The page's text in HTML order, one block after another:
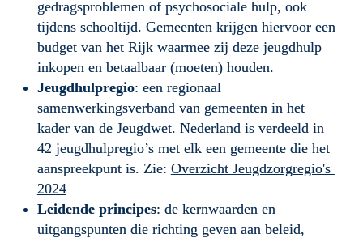
gedragsproblemen of psychosociale hulp, ook
tijdens schooltijd. Gemeenten krijgen hiervoor een
budget van het Rijk waarmee zij deze jeugdhulp
inkopen en betaalbaar (moeten) houden.
Jeugdhulpregio: een regionaal
samenwerkingsverband van gemeenten in het
kader van de Jeugdwet. Nederland is verdeeld in
42 jeugdhulpregio’s met elk een gemeente die het
aanspreekpunt is. Zie: Overzicht Jeugdzorgregio's
2024
Leidende principes: de kernwaarden en
uitgangspunten die richting geven aan beleid,